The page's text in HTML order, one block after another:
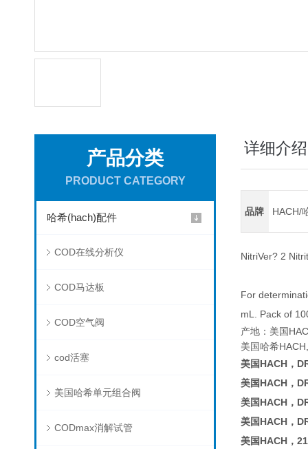
产品分类
PRODUCT CATEGORY
哈希(hach)配件
COD在线分析仪
COD马达板
COD空气阀
cod活塞
美国哈希单元组合阀
CODmax消解试管
详细介绍
品牌 HACH/
NitriVer? 2
For
mL. Pack of
产地：美国
美国哈希
美国HACH，
美国HACH，
美国HACH，
美国HACH，
美国HACH，